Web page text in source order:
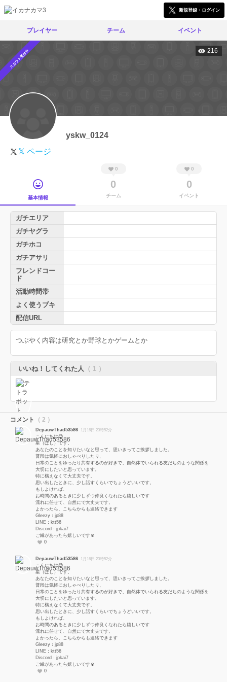
新規登録・ログイン
プレイヤー チーム イベント
スカウト受付中 216
yskw_0124
𝕏 ページ
基本情報
0
0
チーム
0
0
イベント
ガチエリア
ガチヤグラ
ガチホコ
ガチアサリ
フレンドコー
ド
活動時間帯
よく使うブキ
配信URL
つぶやく内容は研究とか野球とかゲームとか
いいね！してくれた人 （ 1 ）
コメント （ 2 ）
DepauwThad53586 1月16日 23時52分
こんにちは😊
星（ほし）です。
あなたのことを知りたいなと思って、思いきってご挨拶しました。
普段は気軽におしゃべりしたり、
日常のことをゆったり共有するのが好きで、自然体でいられる友だちのような関係を
大切にしたいと思っています。
特に構えなくて大丈夫です。
思い出したときに、少し話すくらいでちょうどいいです。
もしよければ、
お時間のあるときに少しずつ仲良くなれたら嬉しいです
流れに任せて、自然にで大丈夫です。
よかったら、こちらからも連絡できます
Gleezy：jp88
LINE：ktt56
Discord：jpkai7
ご縁があったら嬉しいです☺️
0
DepauwThad53586 1月16日 23時52分
こんにちは😊
星（ほし）です。
あなたのことを知りたいなと思って、思いきってご挨拶しました。
普段は気軽におしゃべりしたり、
日常のことをゆったり共有するのが好きで、自然体でいられる友だちのような関係を
大切にしたいと思っています。
特に構えなくて大丈夫です。
思い出したときに、少し話すくらいでちょうどいいです。
もしよければ、
お時間のあるときに少しずつ仲良くなれたら嬉しいです
流れに任せて、自然にで大丈夫です。
よかったら、こちらからも連絡できます
Gleezy：jp88
LINE：ktt56
Discord：jpkai7
ご縁があったら嬉しいです☺️
0